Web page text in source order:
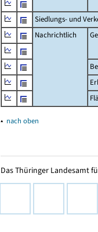
Siedlungs- und
Nachrichtlich
▴ nach oben
Das Thüringer Landesamt